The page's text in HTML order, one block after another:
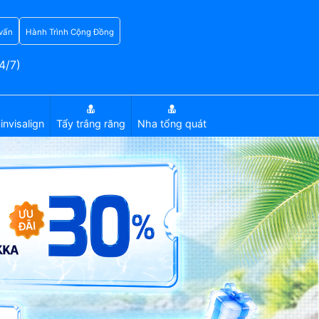
Hành Trình Cộng Đồng
7)
Tẩy trắng răng Nha tổng quát